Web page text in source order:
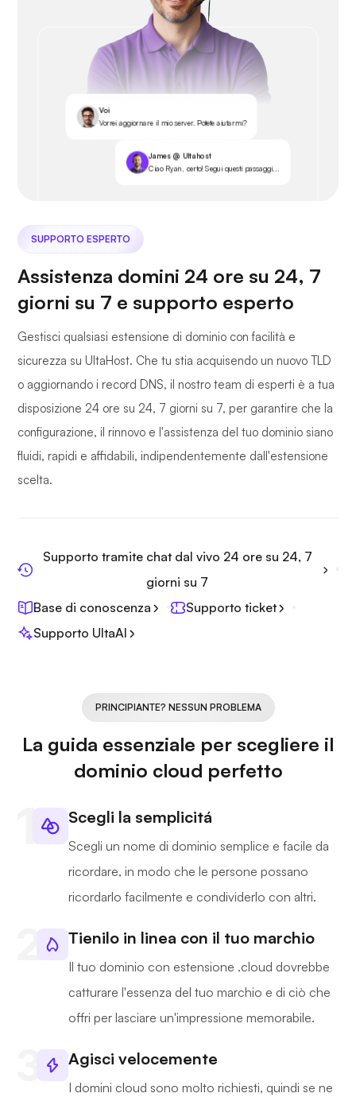
Voi
Vorrei aggiornare il mio server. Potete aiutarmi?
James @ Ultahost
Ciao Ryan, certo! Segui questi passaggi...
SUPPORTO ESPERTO
Assistenza domini 24 ore su 24, 7
giorni su 7 e supporto esperto
Gestisci qualsiasi estensione di dominio con facilità e
sicurezza su UltaHost. Che tu stia acquisendo un nuovo TLD
o aggiornando i record DNS, il nostro team di esperti è a tua
disposizione 24 ore su 24, 7 giorni su 7, per garantire che la
configurazione, il rinnovo e l'assistenza del tuo dominio siano
fluidi, rapidi e affidabili, indipendentemente dall'estensione
scelta.
Supporto tramite chat dal vivo 24 ore su 24, 7
giorni su 7
Base di conoscenza
Supporto ticket
Supporto UltaAI
PRINCIPIANTE? NESSUN PROBLEMA
La guida essenziale per scegliere il
dominio cloud perfetto
Scegli la semplicitá
Scegli un nome di dominio semplice e facile da
ricordare, in modo che le persone possano
ricordarlo facilmente e condividerlo con altri.
Tienilo in linea con il tuo marchio
Il tuo dominio con estensione .cloud dovrebbe
catturare l'essenza del tuo marchio e di ciò che
offri per lasciare un'impressione memorabile.
Agisci velocemente
I domini cloud sono molto richiesti, quindi se ne